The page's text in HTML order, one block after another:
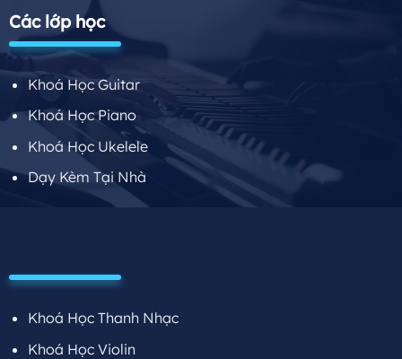
Các lớp học
Khoá Học Guitar
Khoá Học Piano
Khoá Học Ukelele
Dạy Kèm Tại Nhà
Khoá Học Thanh Nhạc
Khoá Học Violin